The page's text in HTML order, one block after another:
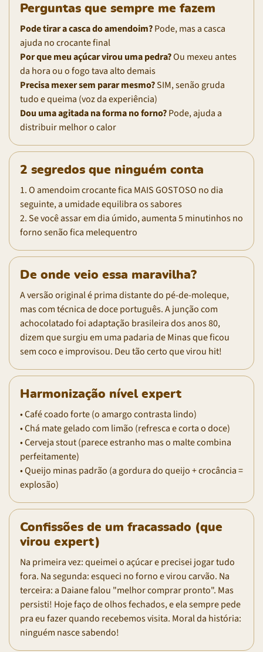
Perguntas que sempre me fazem
Pode tirar a casca do amendoim?Pode, mas a casca
ajuda no crocante final
Por que meu açúcar virou uma pedra?Ou mexeu antes
da hora ou o fogo tava alto demais
Precisa mexer sem parar mesmo?SIM, senão gruda
tudo e queima (voz da experiência)
Dou uma agitada na forma no forno?Pode, ajuda a
distribuir melhor o calor
2 segredos que ninguém conta
1. O amendoim crocante fica MAIS GOSTOSO no dia
seguinte, a umidade equilibra os sabores
2. Se você assar em dia úmido, aumenta 5 minutinhos no
forno senão fica melequentro
De onde veio essa maravilha?
A versão original é prima distante do pé-de-moleque,
mas com técnica de doce português. A junção com
achocolatado foi adaptação brasileira dos anos 80,
dizem que surgiu em uma padaria de Minas que ficou
sem coco e improvisou. Deu tão certo que virou hit!
Harmonização nível expert
• Café coado forte (o amargo contrasta lindo)
• Chá mate gelado com limão (refresca e corta o doce)
• Cerveja stout (parece estranho mas o malte combina
perfeitamente)
• Queijo minas padrão (a gordura do queijo + crocância =
explosão)
Confissões de um fracassado (que
virou expert)
Na primeira vez: queimei o açúcar e precisei jogar tudo
fora. Na segunda: esqueci no forno e virou carvão. Na
terceira: a Daiane falou "melhor comprar pronto". Mas
persisti! Hoje faço de olhos fechados, e ela sempre pede
pra eu fazer quando recebemos visita. Moral da história:
ninguém nasce sabendo!